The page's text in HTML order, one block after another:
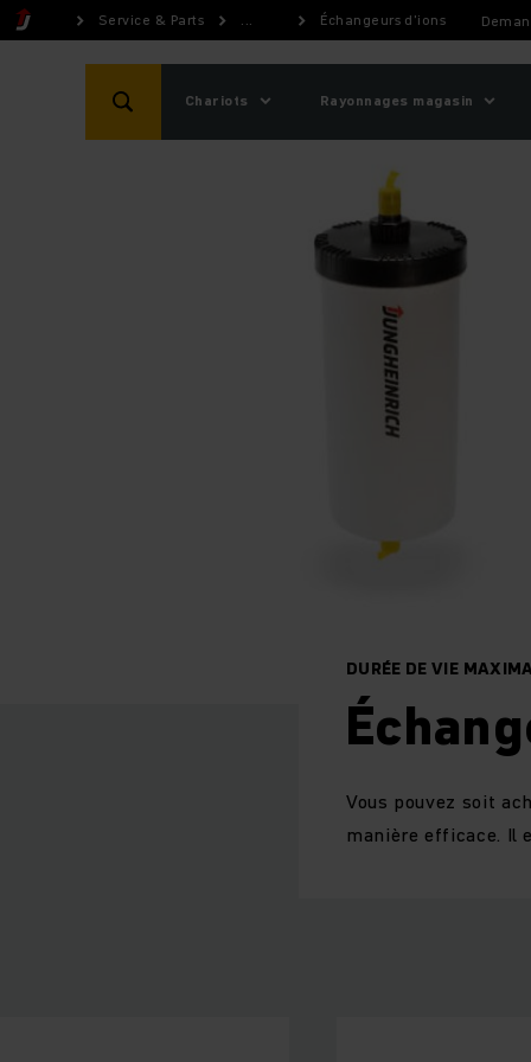
Service & Parts ... Échangeurs d'ions
Chariots Rayonnages magasin
DURÉE DE VIE
Vous pouvez soit
manière efficace. Il